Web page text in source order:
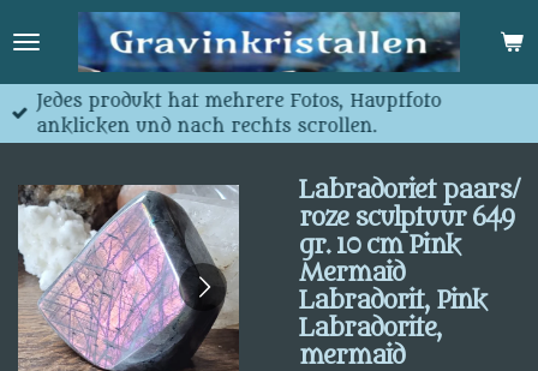
direct
hoofdinhoud
Jedes produkt hat mehrere Fotos, Hauptfoto
anklicken und nach rechts scrollen.
Labradoriet paars/
roze sculptuur 649
gr. 10 cm Pink
Mermaid
Labradorit, Pink
Labradorite,
mermaid